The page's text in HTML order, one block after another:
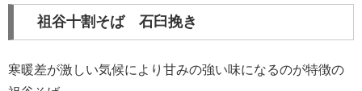
祖谷十割そば 石臼挽き
寒暖差が激しい気候により甘みの強い味になるのが特徴の